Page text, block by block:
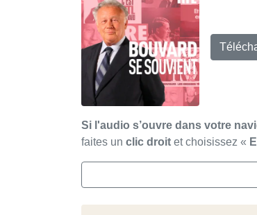
Si l'audio s’ouvre dans votre
faites un clic droit et choisissez «